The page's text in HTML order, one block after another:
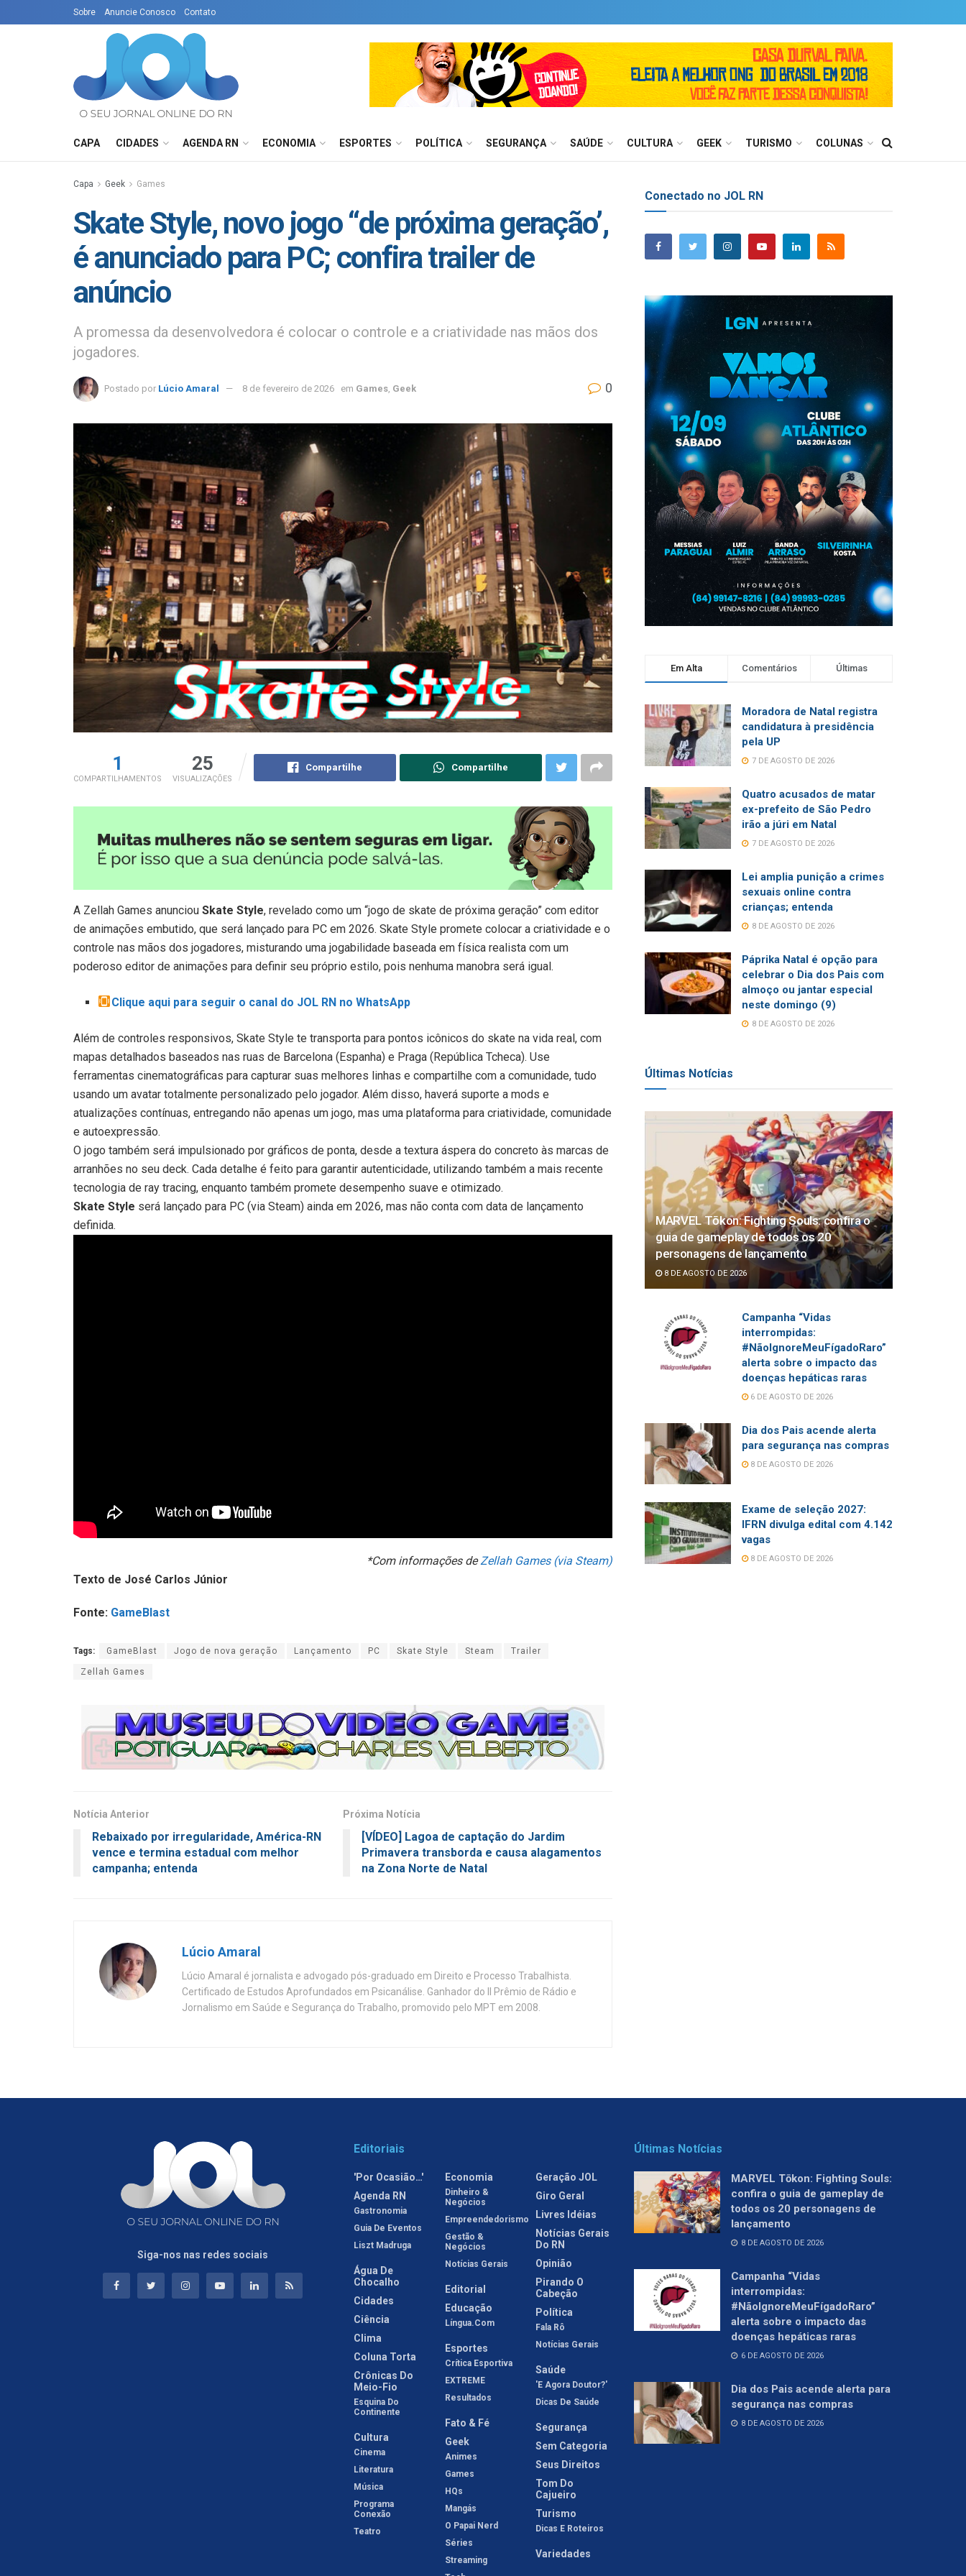
Sobre Anuncie Conosco Contato
CAPA CIDADES AGENDA RN ECONOMIA ESPORTES POLÍTICA SEGURANÇA SAÚDE CULTURA GEEK TURISMO COLUNAS
Capa Geek Games
Skate Style, novo jogo “de próxima geração’,
é anunciado para PC; confira trailer de
anúncio
A promessa da desenvolvedora é colocar o controle e a criatividade nas mãos dos
jogadores.
Postado por Lúcio Amaral 8 de fevereiro de 2026 em Games Geek 0
1
COMPARTILHAMENTOS
25
VISUALIZAÇÕES
Compartilhe Compartilhe
A Zellah Games anunciou Skate Style, revelado como um “jogo de skate de próxima geração” com editor
de animações embutido, que será lançado para PC em 2026. Skate Style promete colocar a criatividade e o
controle nas mãos dos jogadores, misturando uma jogabilidade baseada em física realista com um
poderoso editor de animações para definir seu próprio estilo, pois nenhuma manobra será igual.
Clique aqui para seguir o canal do JOL RN no WhatsApp
Além de controles responsivos, Skate Style te transporta para pontos icônicos do skate na vida real, com
mapas detalhados baseados nas ruas de Barcelona (Espanha) e Praga (República Tcheca). Use
ferramentas cinematográficas para capturar suas melhores linhas e compartilhe com a comunidade, tudo
usando um avatar totalmente personalizado pelo jogador. Além disso, haverá suporte a mods e
atualizações contínuas, entregando não apenas um jogo, mas uma plataforma para criatividade, comunidade
e autoexpressão.
O jogo também será impulsionado por gráficos de ponta, desde a textura áspera do concreto às marcas de
arranhões no seu deck. Cada detalhe é feito para garantir autenticidade, utilizando também a mais recente
tecnologia de ray tracing, enquanto também promete desempenho suave e otimizado.
Skate Style será lançado para PC (via Steam) ainda em 2026, mas não conta com data de lançamento
definida.
*Com informações deZellah Games (via Steam)
Texto de José Carlos Júnior
Fonte: GameBlast
Tags: GameBlast Jogo de nova geração Lançamento PC Skate Style Steam Trailer
Zellah Games
Notícia Anterior
Rebaixado por irregularidade, América-RN
vence e termina estadual com melhor
campanha; entenda
Próxima Notícia
[VÍDEO] Lagoa de captação do Jardim
Primavera transborda e causa alagamentos
na Zona Norte de Natal
Lúcio Amaral
Lúcio Amaral é jornalista e advogado pós-graduado em Direito e Processo Trabalhista.
Certificado de Estudos Aprofundados em Psicanálise. Ganhador do II Prêmio de Rádio e
Jornalismo em Saúde e Segurança do Trabalho, promovido pelo MPT em 2008.
Conectado no JOL RN
Em Alta Comentários Últimas
Moradora de Natal registra
candidatura à presidência
pela UP
7 DE AGOSTO DE 2026
Quatro acusados de matar
ex-prefeito de São Pedro
irão a júri em Natal
7 DE AGOSTO DE 2026
Lei amplia punição a crimes
sexuais online contra
crianças; entenda
8 DE AGOSTO DE 2026
Páprika Natal é opção para
celebrar o Dia dos Pais com
almoço ou jantar especial
neste domingo (9)
8 DE AGOSTO DE 2026
Últimas Notícias
MARVEL Tōkon: Fighting Souls: confira o
guia de gameplay de todos os 20
personagens de lançamento
8 DE AGOSTO DE 2026
Campanha “Vidas
interrompidas:
#NãoIgnoreMeuFígadoRaro”
alerta sobre o impacto das
doenças hepáticas raras
6 DE AGOSTO DE 2026
Dia dos Pais acende alerta
para segurança nas compras
8 DE AGOSTO DE 2026
Exame de seleção 2027:
IFRN divulga edital com 4.142
vagas
8 DE AGOSTO DE 2026
Siga-nos nas redes sociais
Editoriais
'Por Ocasião…'
Agenda RN
Gastronomia
Guia De Eventos
Liszt Madruga
Água De
Chocalho
Cidades
Ciência
Clima
Coluna Torta
Crônicas Do
Meio-Fio
Esquina Do
Continente
Cultura
Cinema
Literatura
Música
Programa
Conexão
Teatro
Economia
Dinheiro &
Negócios
Empreendedorismo
Gestão &
Negócios
Notícias Gerais
Editorial
Educação
Língua.com
Esportes
Crítica Esportiva
EXTREME
Resultados
Fato & Fé
Geek
Animes
Games
HQs
Mangás
O Papai Nerd
Séries
Streaming
Geração JOL
Giro Geral
Livres Idéias
Notícias Gerais
Do RN
Opinião
Pirando O
Cabeção
Política
Fala Rô
Notícias Gerais
Saúde
'E Agora Doutor?'
Dicas De Saúde
Segurança
Sem Categoria
Seus Direitos
Tom Do
Cajueiro
Turismo
Dicas E Roteiros
Variedades
Últimas Notícias
MARVEL Tōkon: Fighting Souls:
confira o guia de gameplay de
todos os 20 personagens de
lançamento
8 DE AGOSTO DE 2026
Campanha “Vidas
interrompidas:
#NãoIgnoreMeuFígadoRaro”
alerta sobre o impacto das
doenças hepáticas raras
6 DE AGOSTO DE 2026
Dia dos Pais acende alerta para
segurança nas compras
8 DE AGOSTO DE 2026